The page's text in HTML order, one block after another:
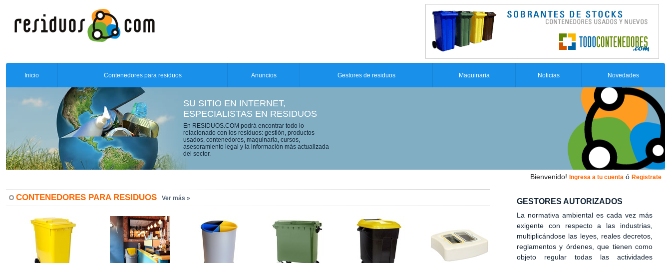
Inicio Contenedores para residuos Anuncios Gestores de residuos Maquinaria Noticias Novedades
SU SITIO EN INTERNET,
ESPECIALISTAS EN RESIDUOS
En RESIDUOS.COM podrá encontrar todo lo
relacionado con los residuos: gestión, productos
usados, contenedores, maquinaria, cursos,
asesoramiento legal y la información más actualizada
del sector.
Bienvenido! Ingresa a tu cuenta ó Registrate
CONTENEDORES PARA RESIDUOS Ver más » GESTORES AUTORIZADOS
La normativa ambiental es cada vez más
exigente con respecto a las industrias,
multiplicándose las leyes, reales decretos,
reglamentos y órdenes, que tienen como
objeto regular todas las actividades